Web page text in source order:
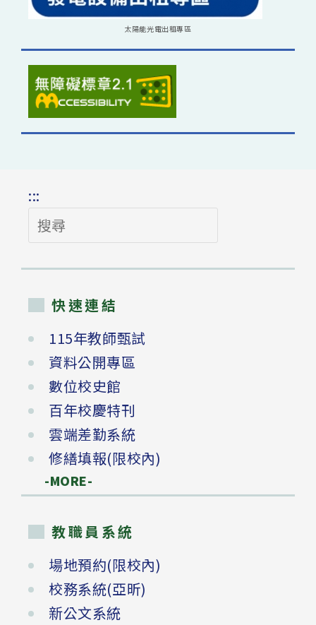
太陽能光電出租專區
:::
搜
尋
快速連結
115年教師甄試
資料公開專區
數位校史館
百年校慶特刊
雲端差勤系統
修繕填報(限校內)
-MORE-
教職員系統
場地預約(限校內)
校務系統(亞昕)
新公文系統